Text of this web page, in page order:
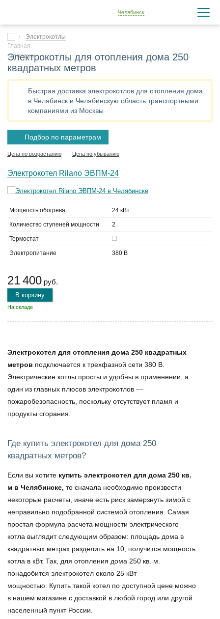
Челябинск
Электрокотлы
Электрокотлы для отопления дома 250
квадратных метров
Быстрая доставка электрокотлов для отопления дома
в Челябинск и Челябинскую область транспортными
компаниями из Москвы
Подбор по параметрам
Цена по возрастанию Цена по убыванию
Электрокотел Rilano ЭВПМ-24
Мощность обогрева 24 кВт
Количество ступеней мощности 2
Термостат
Электропитание 380 В
21 400 руб.
В корзину
На складе
Электрокотел для отопления дома 250 квадратных
метров подключается к трехфазной сети 380 В.
Электрические котлы просты и удобны в применении, а
один из главных плюсов электрокотлов —
пожаробезопасность, поскольку отсутствует пламя и
продукты сгорания.
Где купить электрокотел для дома 250
квадратных метров?
Если вы хотите купить электрокотел для дома 250 кв.
м в Челябинске, то сначала необходимо произвести
некоторые расчеты, иначе есть риск замерзнуть зимой с
неправильно подобранной системой отопления. Самая
простая формула расчета мощности электрического
котла выглядит следующим образом: площадь дома в
квадратных метрах разделить на 10, получится мощность
котла в кВт. Так, для отопления дома 250 кв. м.
понадобится электрокотел около 25 кВт
мощностью. Купить такой котел по доступной цене можно
в нашем магазине с доставкой в любой город или другой
населенный пункт России.